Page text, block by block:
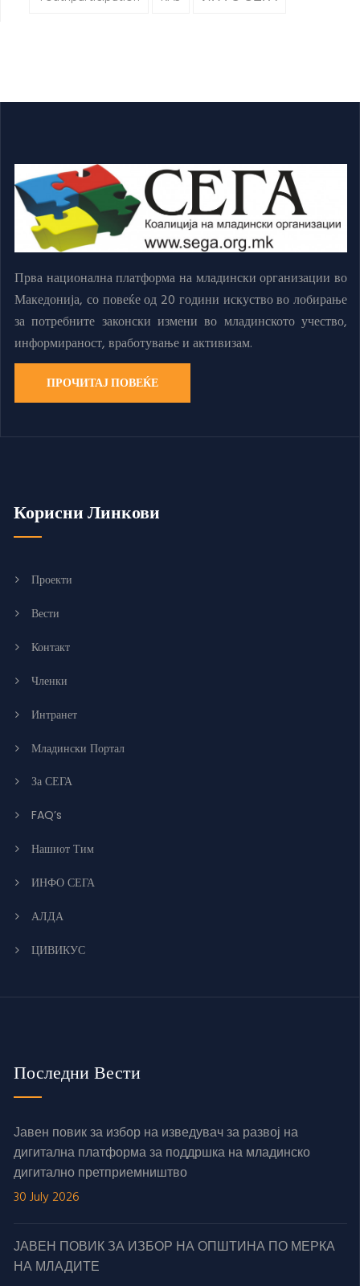
Прва национална платформа на младински организации во
Македонија, со повеќе од 20 години искуство во лобирање
за потребните законски измени во младинското учество,
информираност, вработување и активизам.
ПРОЧИТАЈ ПОВЕЌЕ
Корисни Линкови
Проекти
Вести
Контакт
Членки
Интранет
Младински Портал
За СЕГА
FAQ’s
Нашиот Тим
ИНФО СЕГА
АЛДА
ЦИВИКУС
Последни Вести
Јавен повик за избор на изведувач за развој на
дигитална платформа за поддршка на младинско
дигитално претприемништво
30 July 2026
ЈАВЕН ПОВИК ЗА ИЗБОР НА ОПШТИНА ПО МЕРКА
НА МЛАДИТЕ